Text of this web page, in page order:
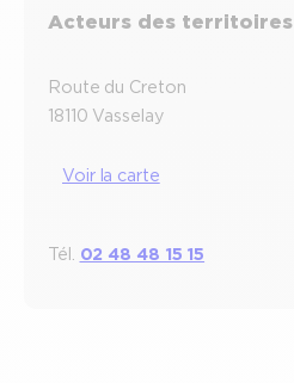
Acteurs des territoires
Route du Creton
18110 Vasselay
Voir la carte
Tél. 02 48 48 15 15